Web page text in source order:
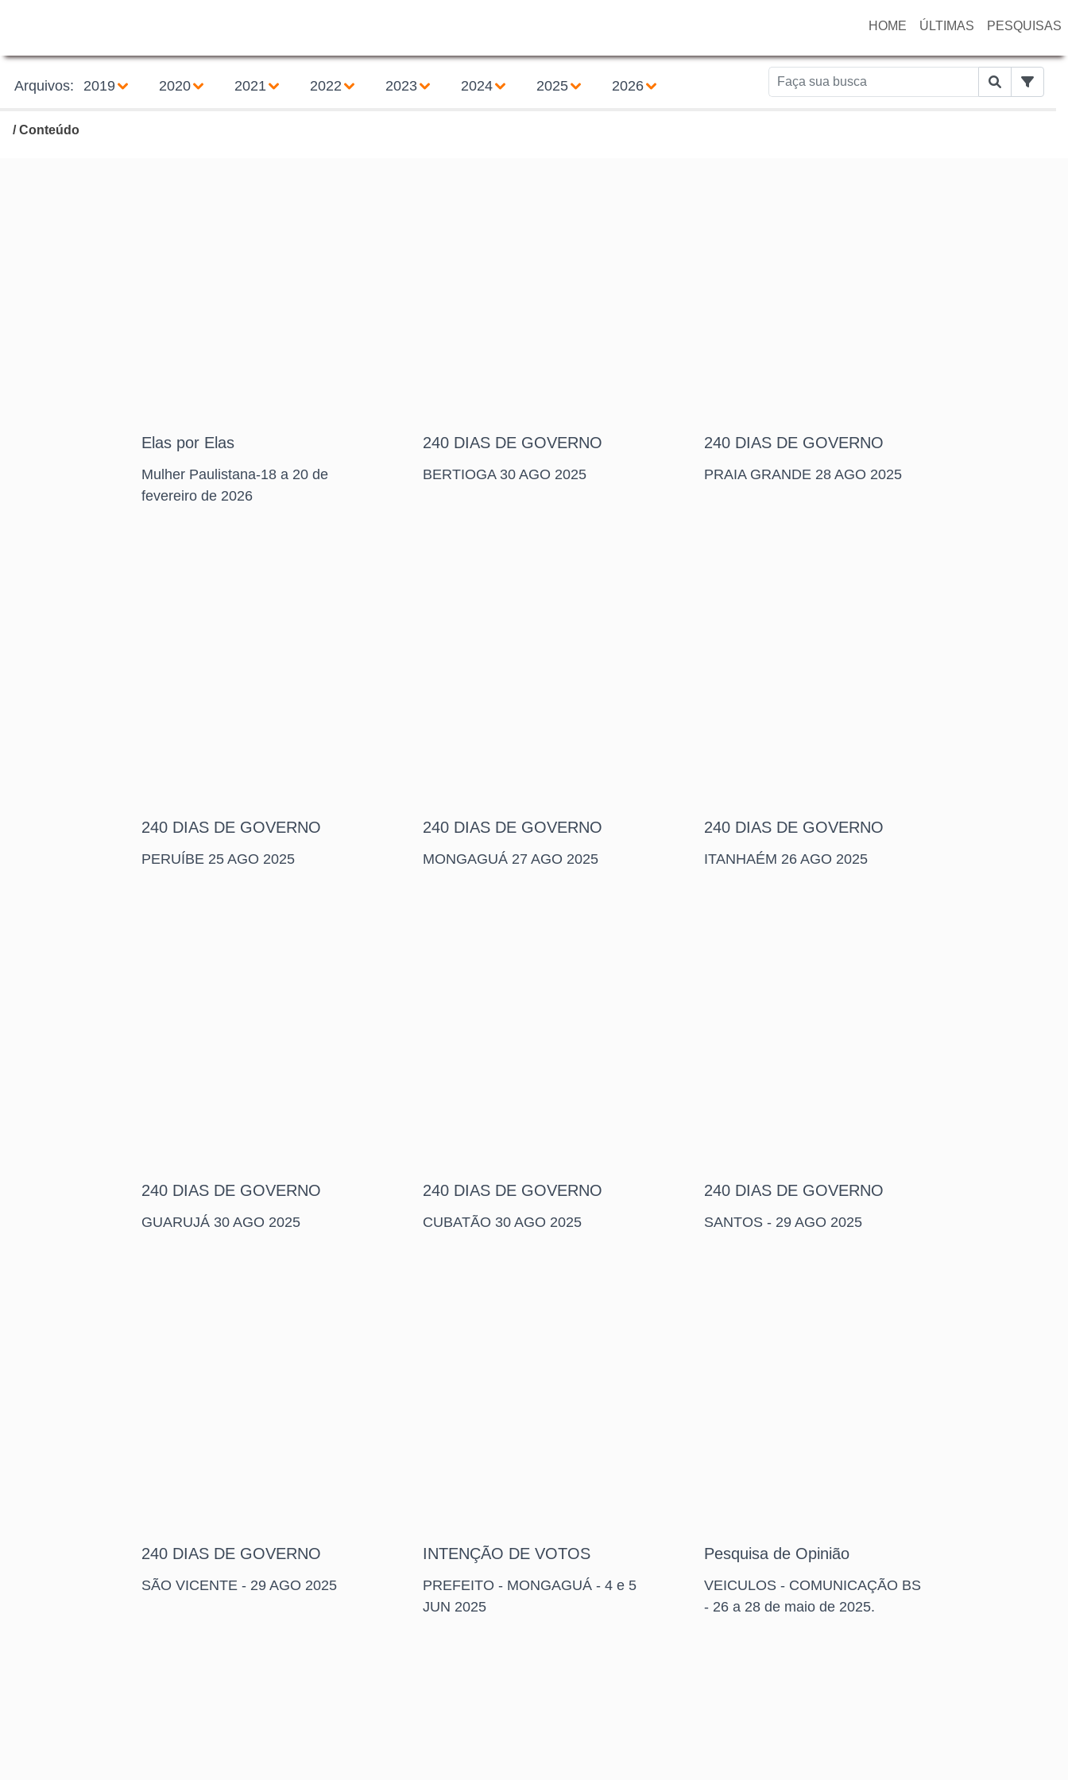
HOME ÚLTIMAS PESQUISAS
Arquivos: 2019 2020 2021 2022 2023 2024 2025 2026
/ Conteúdo
Elas por Elas
Mulher Paulistana-18 a 20 de
fevereiro de 2026
240 DIAS DE GOVERNO
BERTIOGA 30 AGO 2025
240 DIAS DE GOVERNO
PRAIA GRANDE 28 AGO 2025
240 DIAS DE GOVERNO
PERUÍBE 25 AGO 2025
240 DIAS DE GOVERNO
MONGAGUÁ 27 AGO 2025
240 DIAS DE GOVERNO
ITANHAÉM 26 AGO 2025
240 DIAS DE GOVERNO
GUARUJÁ 30 AGO 2025
240 DIAS DE GOVERNO
CUBATÃO 30 AGO 2025
240 DIAS DE GOVERNO
SANTOS - 29 AGO 2025
240 DIAS DE GOVERNO
SÃO VICENTE - 29 AGO 2025
INTENÇÃO DE VOTOS
PREFEITO - MONGAGUÁ - 4 e 5
JUN 2025
Pesquisa de Opinião
VEICULOS - COMUNICAÇÃO BS
- 26 a 28 de maio de 2025.